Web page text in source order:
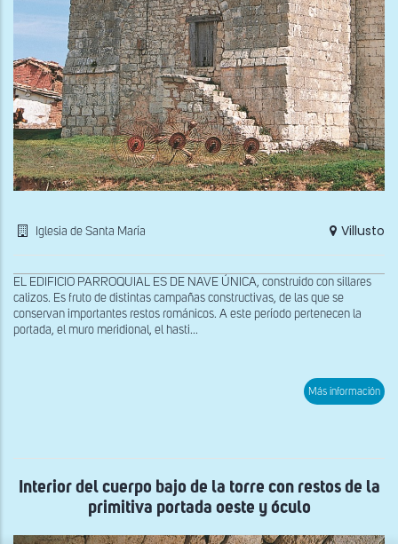
Iglesia de Santa María Villusto
EL EDIFICIO PARROQUIAL ES DE NAVE ÚNICA, construido con sillares
calizos. Es fruto de distintas campañas constructivas, de las que se
conservan importantes restos románicos. A este período pertenecen la
portada, el muro meridional, el hasti...
Más información
Interior del cuerpo bajo de la torre con restos de la
primitiva portada oeste y óculo